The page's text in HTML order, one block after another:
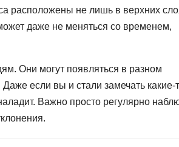
расположены не лишь в верхних
даже не меняться со временем,
Они могут появляться в разном
если вы и стали замечать какие-
Важно просто регулярно